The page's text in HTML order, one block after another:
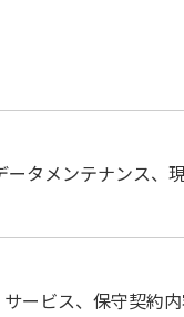
タメンテナンス、
ービス、保守契約